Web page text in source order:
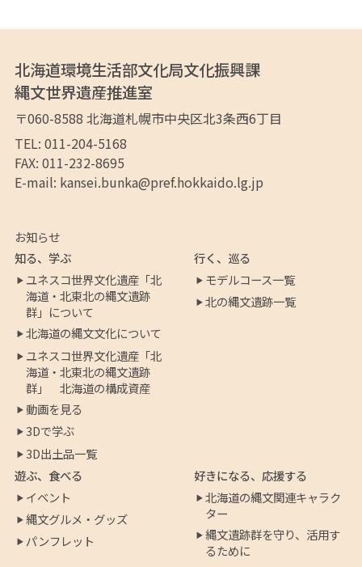
北海道環境生活部文化局文化振興課
縄文世界遺産推進室
〒060-8588北海道札幌市中央区北3条西6丁目
TEL: 011-204-5168
FAX: 011-232-8695
E-mail: kansei.bunka@pref.hokkaido.lg.jp
お知らせ
知る、学ぶ
ユネスコ世界文化遺産「北
海道・北東北の縄文遺跡
群」について
北海道の縄文文化について
ユネスコ世界文化遺産「北
海道・北東北の縄文遺跡
群」 北海道の構成資産
動画を見る
3Dで学ぶ
3D出土品一覧
行く、巡る
モデルコース一覧
北の縄文遺跡一覧
遊ぶ、食べる
イベント
縄文グルメ・グッズ
パンフレット
好きになる、応援する
北海道の縄文関連キャラク
ター
縄文遺跡群を守り、活用す
るために